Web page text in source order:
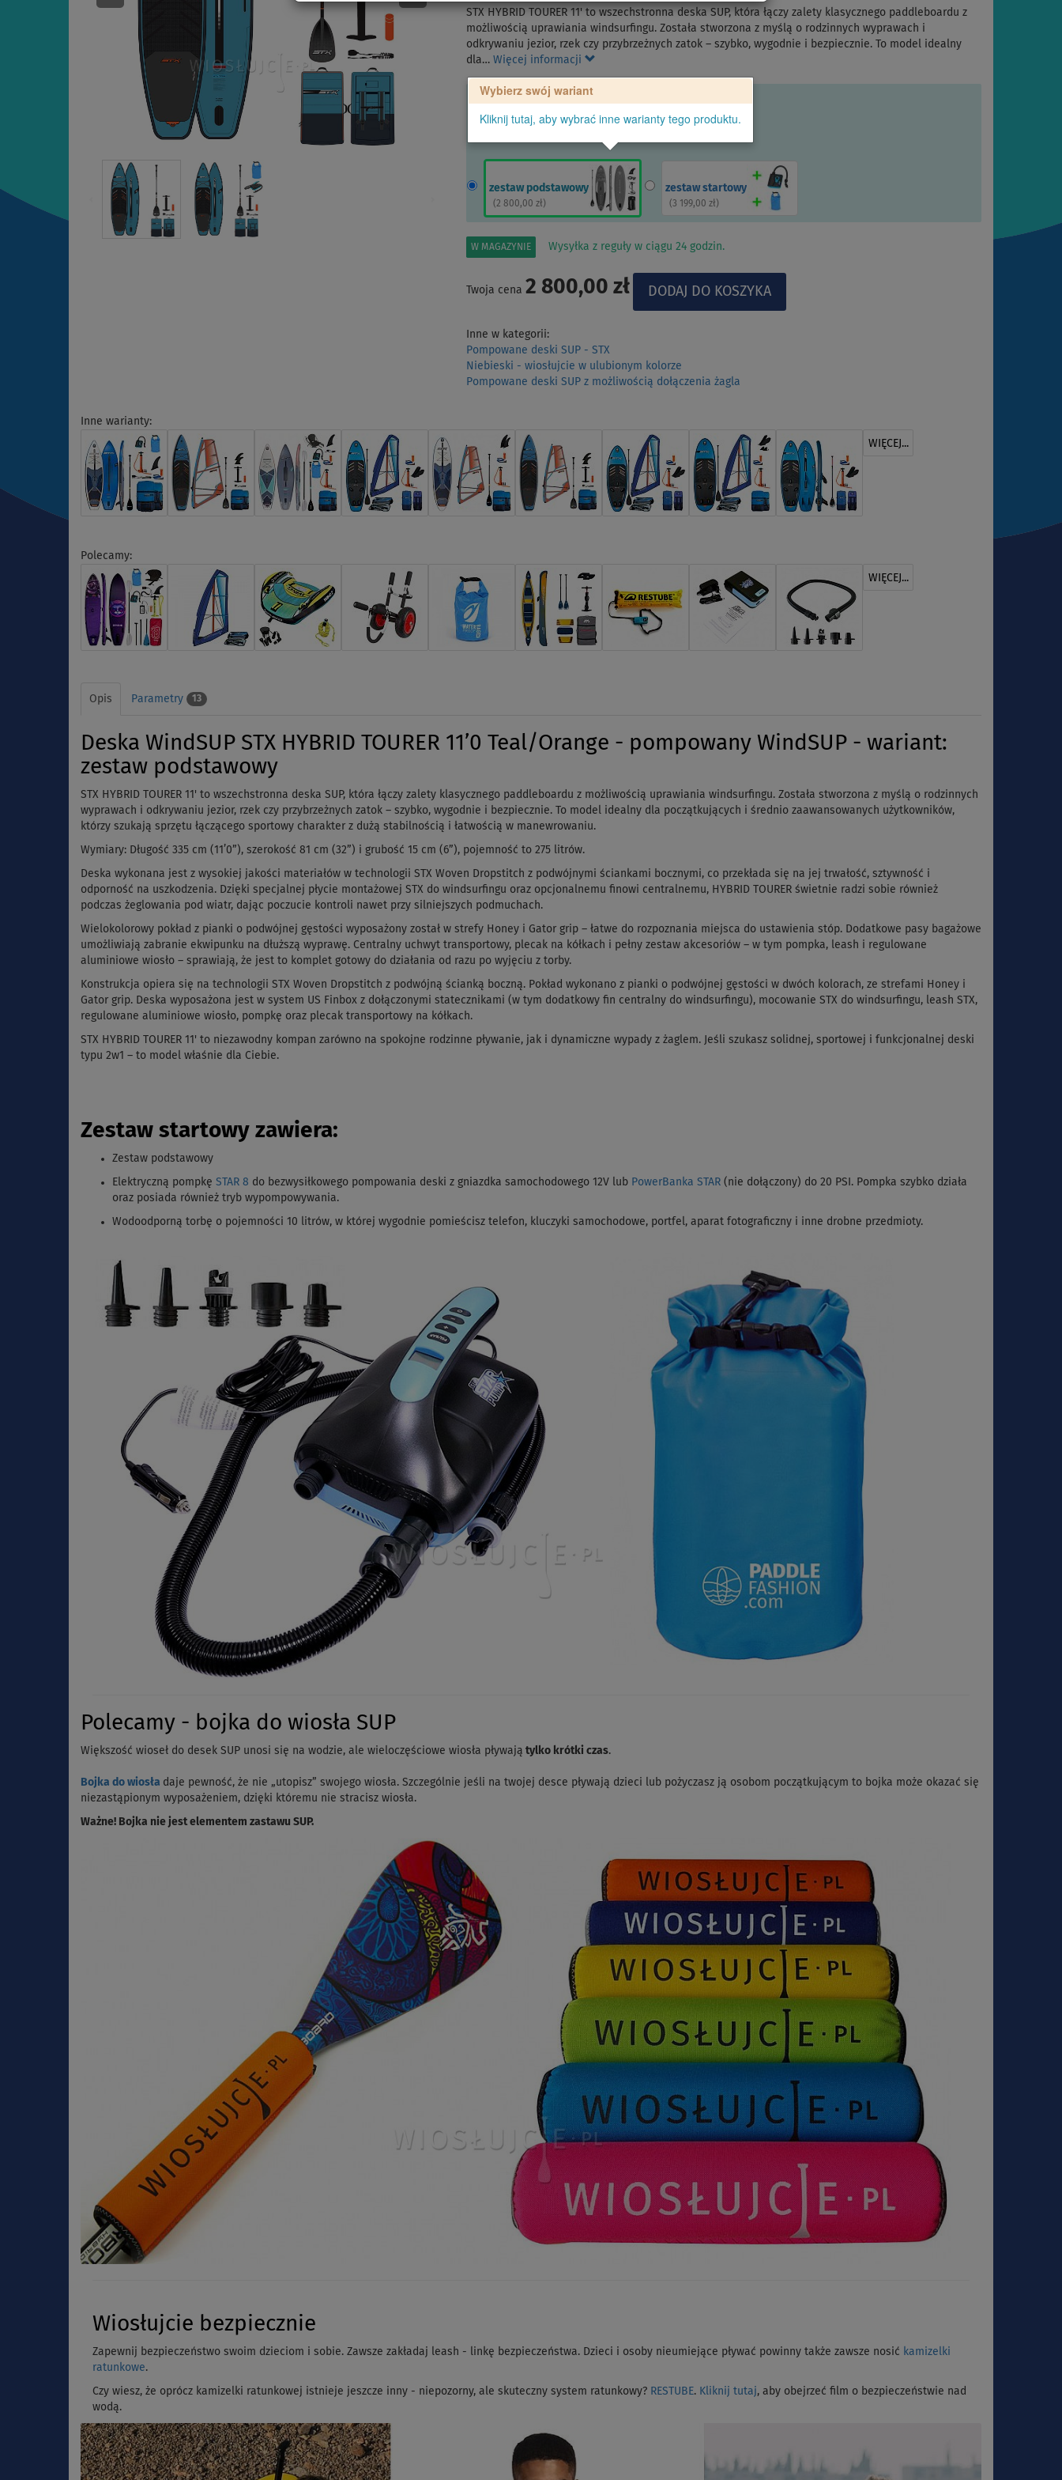
STX HYBRID TOURER 11' to wszechstronna deska SUP, która łączy zalety klasycznego paddleboardu z
możliwością uprawiania windsurfingu. Została stworzona z myślą o rodzinnych wyprawach i
odkrywaniu jezior, rzek czy przybrzeżnych zatok – szybko, wygodnie i bezpiecznie. To model idealny
dla… Więcej informacji
Wybierz swój wariant
Kliknij tutaj, aby wybrać inne warianty tego produktu.
zestaw podstawowy
(2 800,00 zł)
zestaw startowy
(3 199,00 zł)
W MAGAZYNIE Wysyłka z reguły w ciągu 24 godzin.
Twoja cena 2 800,00 zł
Inne w kategorii:
Pompowane deski SUP - STX
Niebieski - wiosłujcie w ulubionym kolorze
Pompowane deski SUP z możliwością dołączenia żagla
Inne warianty:
WIĘCEJ...
Polecamy:
WIĘCEJ...
Opis Parametry 13
Deska WindSUP STX HYBRID TOURER 11’0 Teal/Orange - pompowany WindSUP - wariant:
zestaw podstawowy
STX HYBRID TOURER 11' to wszechstronna deska SUP, która łączy zalety klasycznego paddleboardu z możliwością uprawiania windsurfingu. Została stworzona z myślą o rodzinnych
wyprawach i odkrywaniu jezior, rzek czy przybrzeżnych zatok – szybko, wygodnie i bezpiecznie. To model idealny dla początkujących i średnio zaawansowanych użytkowników,
którzy szukają sprzętu łączącego sportowy charakter z dużą stabilnością i łatwością w manewrowaniu.
Wymiary: Długość 335 cm (11’0”), szerokość 81 cm (32”) i grubość 15 cm (6”), pojemność to 275 litrów.
Deska wykonana jest z wysokiej jakości materiałów w technologii STX Woven Dropstitch z podwójnymi ściankami bocznymi, co przekłada się na jej trwałość, sztywność i
odporność na uszkodzenia. Dzięki specjalnej płycie montażowej STX do windsurfingu oraz opcjonalnemu finowi centralnemu, HYBRID TOURER świetnie radzi sobie również
podczas żeglowania pod wiatr, dając poczucie kontroli nawet przy silniejszych podmuchach.
Wielokolorowy pokład z pianki o podwójnej gęstości wyposażony został w strefy Honey i Gator grip – łatwe do rozpoznania miejsca do ustawienia stóp. Dodatkowe pasy bagażowe
umożliwiają zabranie ekwipunku na dłuższą wyprawę. Centralny uchwyt transportowy, plecak na kółkach i pełny zestaw akcesoriów – w tym pompka, leash i regulowane
aluminiowe wiosło – sprawiają, że jest to komplet gotowy do działania od razu po wyjęciu z torby.
Konstrukcja opiera się na technologii STX Woven Dropstitch z podwójną ścianką boczną. Pokład wykonano z pianki o podwójnej gęstości w dwóch kolorach, ze strefami Honey i
Gator grip. Deska wyposażona jest w system US Finbox z dołączonymi statecznikami (w tym dodatkowy fin centralny do windsurfingu), mocowanie STX do windsurfingu, leash STX,
regulowane aluminiowe wiosło, pompkę oraz plecak transportowy na kółkach.
STX HYBRID TOURER 11' to niezawodny kompan zarówno na spokojne rodzinne pływanie, jak i dynamiczne wypady z żaglem. Jeśli szukasz solidnej, sportowej i funkcjonalnej deski
typu 2w1 – to model właśnie dla Ciebie.
Zestaw startowy zawiera:
Zestaw podstawowy
Elektryczną pompkę STAR 8 do bezwysiłkowego pompowania deski z gniazdka samochodowego 12V lub PowerBanka STAR (nie dołączony) do 20 PSI. Pompka szybko działa
oraz posiada również tryb wypompowywania.
Wodoodporną torbę o pojemności 10 litrów, w której wygodnie pomieścisz telefon, kluczyki samochodowe, portfel, aparat fotograficzny i inne drobne przedmioty.
Polecamy - bojka do wiosła SUP
Większość wioseł do desek SUP unosi się na wodzie, ale wieloczęściowe wiosła pływają tylko krótki czas.
Bojka do wiosła daje pewność, że nie „utopisz” swojego wiosła. Szczególnie jeśli na twojej desce pływają dzieci lub pożyczasz ją osobom początkującym to bojka może okazać się
niezastąpionym wyposażeniem, dzięki któremu nie stracisz wiosła.
Ważne! Bojka nie jest elementem zastawu SUP.
Wiosłujcie bezpiecznie
Zapewnij bezpieczeństwo swoim dzieciom i sobie. Zawsze zakładaj leash - linkę bezpieczeństwa. Dzieci i osoby nieumiejące pływać powinny także zawsze nosić kamizelki
ratunkowe.
Czy wiesz, że oprócz kamizelki ratunkowej istnieje jeszcze inny - niepozorny, ale skuteczny system ratunkowy? RESTUBE. Kliknij tutaj, aby obejrzeć film o bezpieczeństwie nad
wodą.